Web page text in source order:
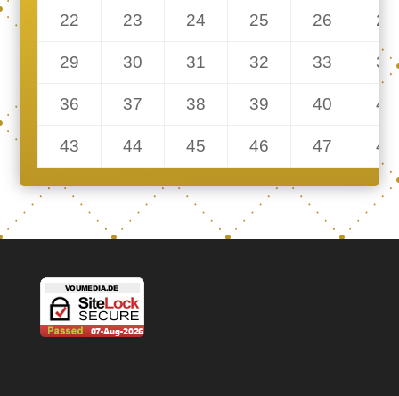
22 23 24 25 26 27
29 30 31 32 33 34
36 37 38 39 40 41
43 44 45 46 47 48